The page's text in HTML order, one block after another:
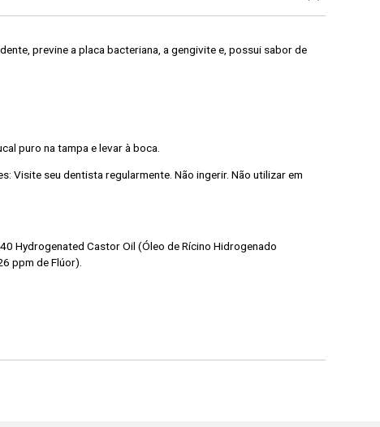
previne a placa bacteriana, a gengivite e, possui sabor de
puro na tampa e levar à boca.
Visite seu dentista regularmente. Não ingerir. Não utilizar em
Hydrogenated Castor Oil (Óleo de Rícino Hidrogenado
ppm de Flúor).